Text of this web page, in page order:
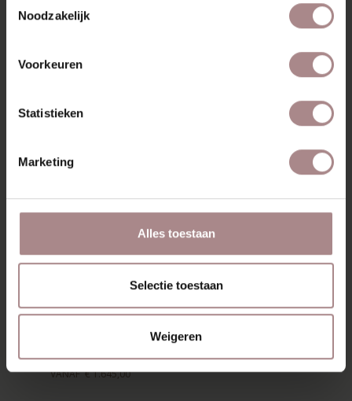
Noodzakelijk
Voorkeuren
Statistieken
Marketing
Alles toestaan
Selectie toestaan
Weigeren
RECENT BEKEKEN
EEVI TV-MEUBEL
200 CM | EIKEN
VANAF€ 1.645,00